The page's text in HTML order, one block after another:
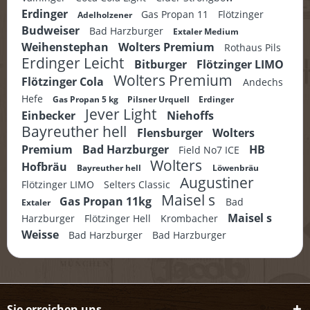
Erdinger Adelholzener Gas Propan 11 Flötzinger
Budweiser Bad Harzburger Extaler Medium
Weihenstephan Wolters Premium Rothaus Pils
Erdinger Leicht Bitburger
Flötzinger LIMO
Flötzinger Cola
Wolters Premium
Andechs
Hefe
Gas Propan 5 kg Pilsner Urquell Erdinger
Einbecker Jever Light Niehoffs
Bayreuther hell Flensburger
Wolters
Premium
Bad Harzburger Field No7 ICE
HB
Hofbräu
Bayreuther hell Wolters Löwenbräu
Flötzinger LIMO Selters Classic Augustiner
Extaler Gas Propan 11kg Maisel s
Bad
Harzburger
Flötzinger Hell Krombacher
Maisel s
Weisse
Bad Harzburger Bad Harzburger